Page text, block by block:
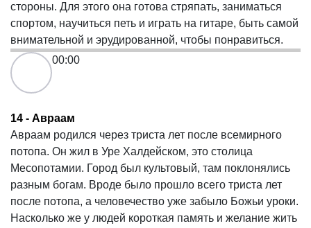
стороны. Для этого она готова стряпать, заниматься
спортом, научиться петь и играть на гитаре, быть самой
внимательной и эрудированной, чтобы понравиться.
00:00
14 - Авраам
Авраам родился через триста лет после всемирного
потопа. Он жил в Уре Халдейском, это столица
Месопотамии. Город был культовый, там поклонялись
разным богам. Вроде было прошло всего триста лет
после потопа, а человечество уже забыло Божьи уроки.
Насколько же у людей короткая память и желание жить